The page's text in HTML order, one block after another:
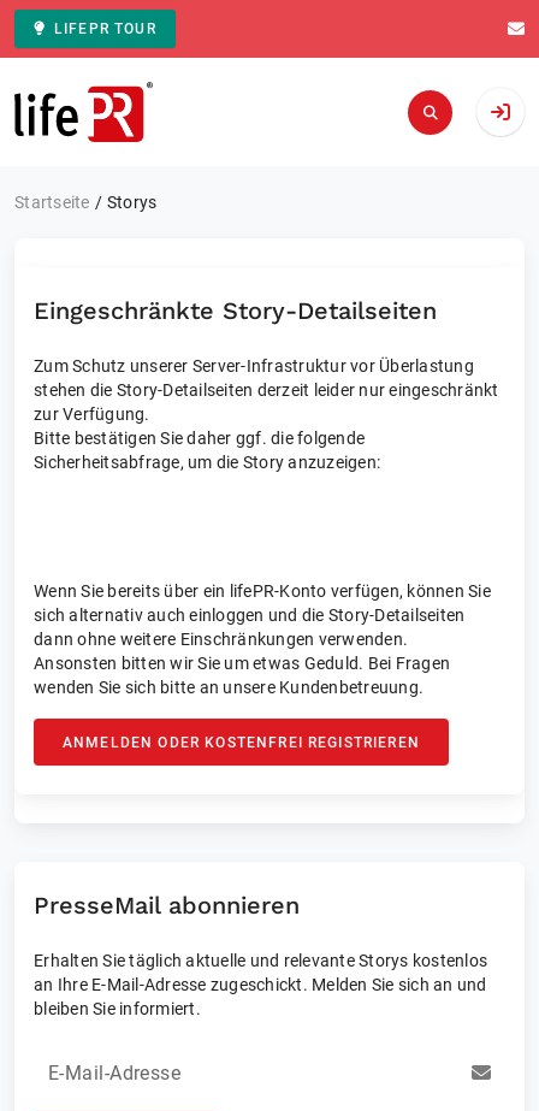
LIFEPR TOUR
Zur Startseite
Startseite Storys
Eingeschränkte Story-Detailseiten
Zum Schutz unserer Server-Infrastruktur vor Überlastung
stehen die Story-Detailseiten derzeit leider nur eingeschränkt
zur Verfügung.
Bitte bestätigen Sie daher ggf. die folgende
Sicherheitsabfrage, um die Story anzuzeigen:
Wenn Sie bereits über ein lifePR-Konto verfügen, können Sie
sich alternativ auch einloggen und die Story-Detailseiten
dann ohne weitere Einschränkungen verwenden.
Ansonsten bitten wir Sie um etwas Geduld. Bei Fragen
wenden Sie sich bitte an unsere Kundenbetreuung.
ANMELDEN ODER KOSTENFREI REGISTRIEREN
PresseMail abonnieren
Erhalten Sie täglich aktuelle und relevante Storys kostenlos
an Ihre E-Mail-Adresse zugeschickt. Melden Sie sich an und
bleiben Sie informiert.
E-Mail-Adresse